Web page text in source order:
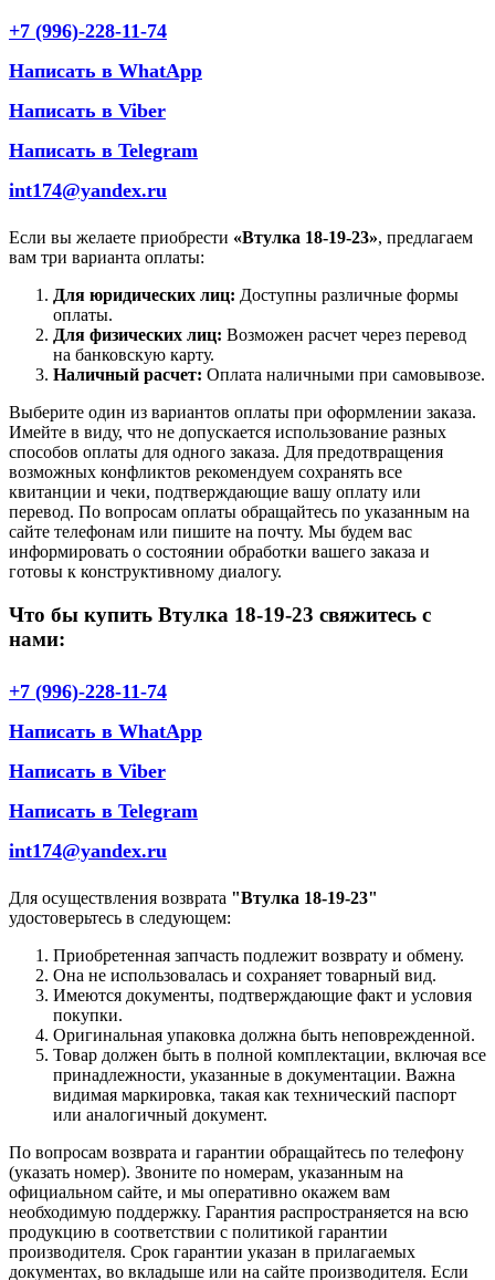
+7 (996)-228-11-74
Написать в WhatApp
Написать в Viber
Написать в Telegram
int174@yandex.ru
Если вы желаете приобрести «Втулка 18-19-23», предлагаем
вам три варианта оплаты:
Для юридических лиц: Доступны различные формы
оплаты.
Для физических лиц: Возможен расчет через перевод
на банковскую карту.
Наличный расчет: Оплата наличными при самовывозе.
Выберите один из вариантов оплаты при оформлении заказа.
Имейте в виду, что не допускается использование разных
способов оплаты для одного заказа. Для предотвращения
возможных конфликтов рекомендуем сохранять все
квитанции и чеки, подтверждающие вашу оплату или
перевод. По вопросам оплаты обращайтесь по указанным на
сайте телефонам или пишите на почту. Мы будем вас
информировать о состоянии обработки вашего заказа и
готовы к конструктивному диалогу.
Что бы купить Втулка 18-19-23 свяжитесь с
нами:
+7 (996)-228-11-74
Написать в WhatApp
Написать в Viber
Написать в Telegram
int174@yandex.ru
Для осуществления возврата "Втулка 18-19-23"
удостоверьтесь в следующем:
Приобретенная запчасть подлежит возврату и обмену.
Она не использовалась и сохраняет товарный вид.
Имеются документы, подтверждающие факт и условия
покупки.
Оригинальная упаковка должна быть неповрежденной.
Товар должен быть в полной комплектации, включая все
принадлежности, указанные в документации. Важна
видимая маркировка, такая как технический паспорт
или аналогичный документ.
По вопросам возврата и гарантии обращайтесь по телефону
(указать номер). Звоните по номерам, указанным на
официальном сайте, и мы оперативно окажем вам
необходимую поддержку. Гарантия распространяется на всю
продукцию в соответствии с политикой гарантии
производителя. Срок гарантии указан в прилагаемых
документах, во вкладыше или на сайте производителя. Если